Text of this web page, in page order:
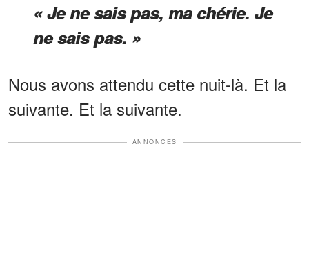
« Je ne sais pas, ma chérie. Je
ne sais pas. »
Nous avons attendu cette nuit-là. Et la
suivante. Et la suivante.
ANNONCES